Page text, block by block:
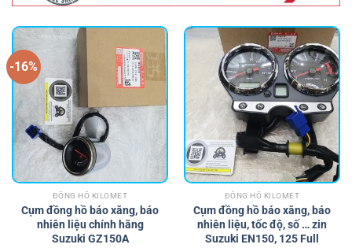
-16%
ĐỒNG HỒ KILOMET
Cụm đồng hồ báo xăng, báo
nhiên liệu chính hãng
Suzuki GZ150A
ĐỒNG HỒ KILOMET
Cụm đồng hồ báo xăng, báo
nhiên liệu, tốc độ, số … zin
Suzuki EN150, 125 Full